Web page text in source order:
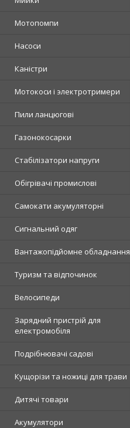
Мотопомпи
Насоси
Каністри
Мотокоси і электротримери
Пили ланцюгові
Газонокосарки
Стабілізатори напруги
Обігрівачі промислові
Самокати акумуляторні
Сигнальний одяг
Вантажопідйомне обладнання
Туризм та відпочинок
Велосипеди
Зарядний пристрій для
електромобіля
Подрібнювачі садові
Кущорізи та ножиці для трави
Дитячі товари
Акумулятори